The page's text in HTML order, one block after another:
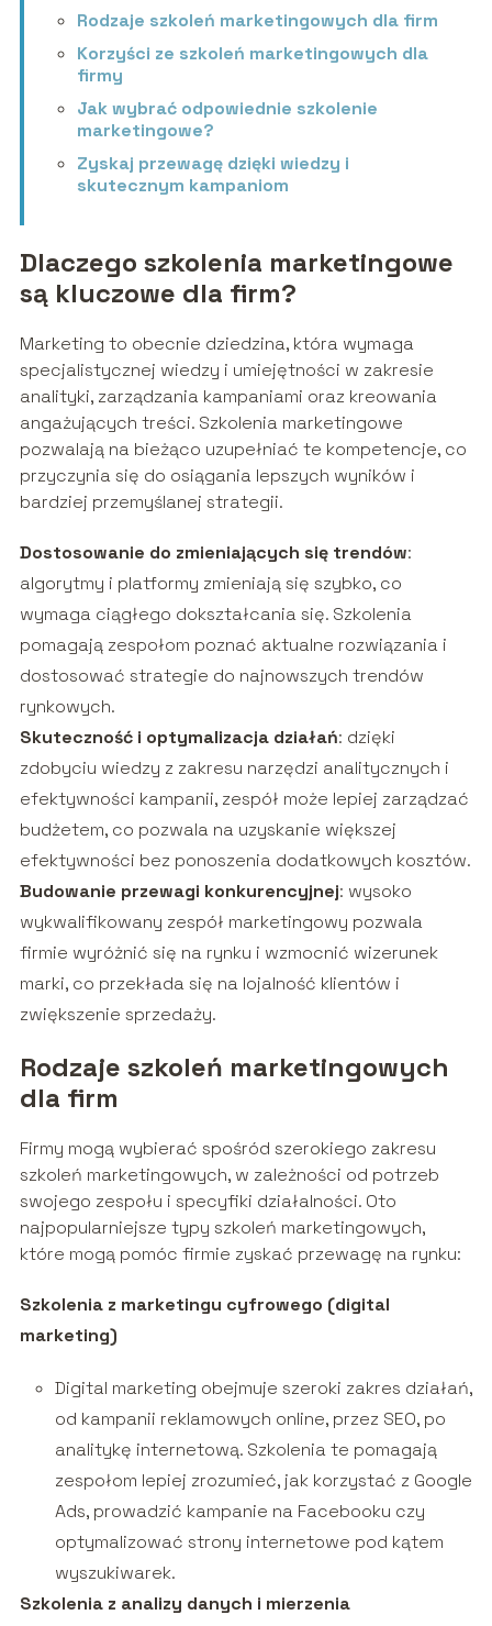
Rodzaje szkoleń marketingowych dla firm
Korzyści ze szkoleń marketingowych dla
firmy
Jak wybrać odpowiednie szkolenie
marketingowe?
Zyskaj przewagę dzięki wiedzy i
skutecznym kampaniom
Dlaczego szkolenia marketingowe
są kluczowe dla firm?
Marketing to obecnie dziedzina, która wymaga
specjalistycznej wiedzy i umiejętności w zakresie
analityki, zarządzania kampaniami oraz kreowania
angażujących treści. Szkolenia marketingowe
pozwalają na bieżąco uzupełniać te kompetencje, co
przyczynia się do osiągania lepszych wyników i
bardziej przemyślanej strategii.
Dostosowanie do zmieniających się trendów:
algorytmy i platformy zmieniają się szybko, co
wymaga ciągłego dokształcania się. Szkolenia
pomagają zespołom poznać aktualne rozwiązania i
dostosować strategie do najnowszych trendów
rynkowych.
Skuteczność i optymalizacja działań: dzięki
zdobyciu wiedzy z zakresu narzędzi analitycznych i
efektywności kampanii, zespół może lepiej zarządzać
budżetem, co pozwala na uzyskanie większej
efektywności bez ponoszenia dodatkowych kosztów.
Budowanie przewagi konkurencyjnej: wysoko
wykwalifikowany zespół marketingowy pozwala
firmie wyróżnić się na rynku i wzmocnić wizerunek
marki, co przekłada się na lojalność klientów i
zwiększenie sprzedaży.
Rodzaje szkoleń marketingowych
dla firm
Firmy mogą wybierać spośród szerokiego zakresu
szkoleń marketingowych, w zależności od potrzeb
swojego zespołu i specyfiki działalności. Oto
najpopularniejsze typy szkoleń marketingowych,
które mogą pomóc firmie zyskać przewagę na rynku:
Szkolenia z marketingu cyfrowego (digital
marketing)
Digital marketing obejmuje szeroki zakres działań,
od kampanii reklamowych online, przez SEO, po
analitykę internetową. Szkolenia te pomagają
zespołom lepiej zrozumieć, jak korzystać z Google
Ads, prowadzić kampanie na Facebooku czy
optymalizować strony internetowe pod kątem
wyszukiwarek.
Szkolenia z analizy danych i mierzenia